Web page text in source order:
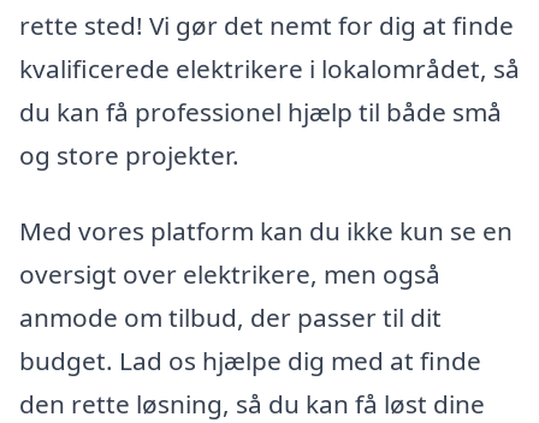
rette sted! Vi gør det nemt for dig at finde
kvalificerede elektrikere i lokalområdet, så
du kan få professionel hjælp til både små
og store projekter.
Med vores platform kan du ikke kun se en
oversigt over elektrikere, men også
anmode om tilbud, der passer til dit
budget. Lad os hjælpe dig med at finde
den rette løsning, så du kan få løst dine